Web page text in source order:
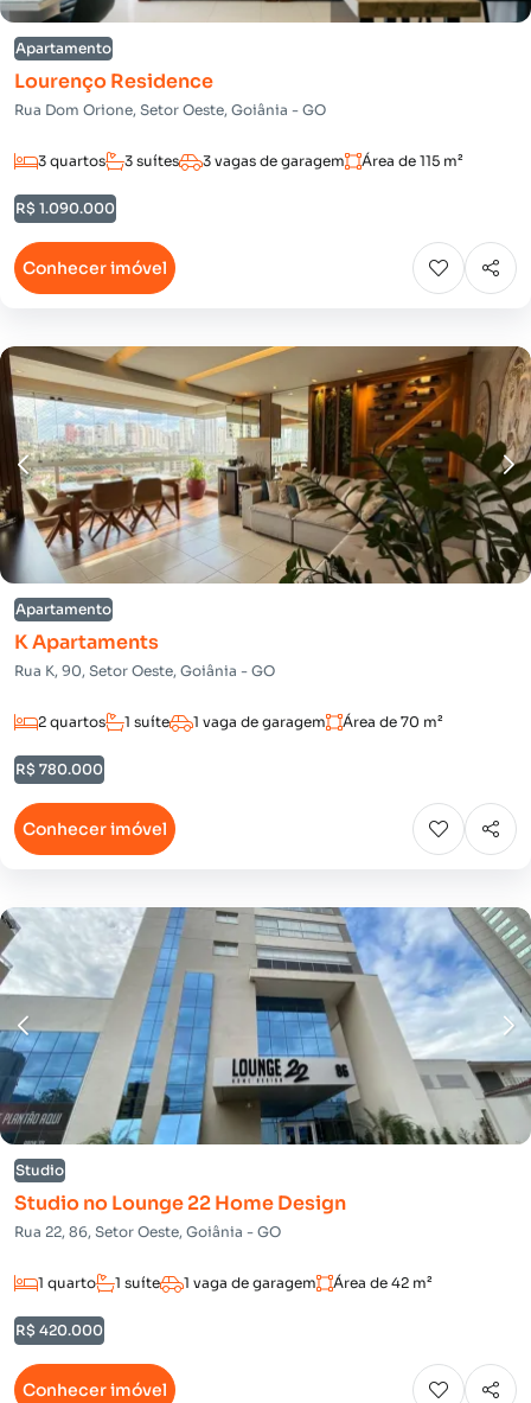
Apartamento
Lourenço Residence
Rua Dom Orione, Setor Oeste, Goiânia - GO
3 quartos 3 suítes 3 vagas de garagem Área de 115 m²
R$ 1.090.000
Conhecer imóvel
Apartamento
K Apartaments
Rua K, 90, Setor Oeste, Goiânia - GO
2 quartos 1 suíte 1 vaga de garagem Área de 70 m²
R$ 780.000
Conhecer imóvel
Studio
Studio no Lounge 22 Home Design
Rua 22, 86, Setor Oeste, Goiânia - GO
1 quarto 1 suíte 1 vaga de garagem Área de 42 m²
R$ 420.000
Conhecer imóvel